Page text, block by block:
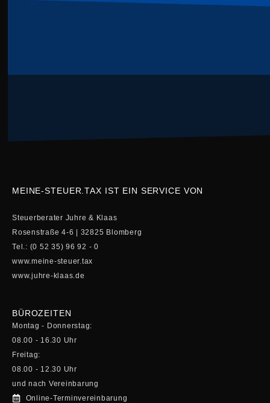
MEINE-STEUER.TAX IST EIN SERVICE VON
Steuerberater Juhre & Klaas
Rosenstraße 4-6 | 32825 Blomberg
Tel.: (0 52 35) 96 92 - 0
www.meine-steuer.tax
www.juhre-klaas.de
BÜROZEITEN
Montag - Donnerstag:
08.00 - 16.30 Uhr
Freitag:
08.00 - 12.30 Uhr
und nach Vereinbarung
Online-Terminvereinbarung